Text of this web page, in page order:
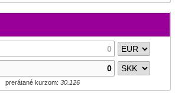
prerátané kurzom: 30.126